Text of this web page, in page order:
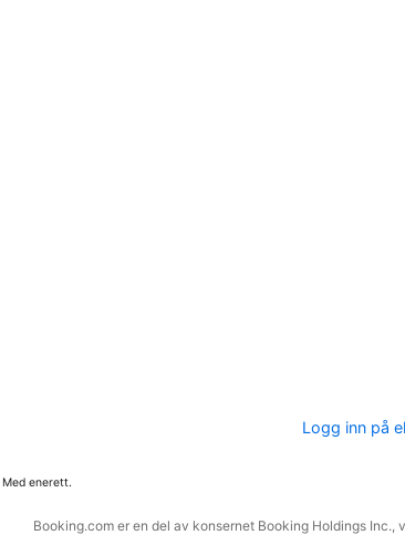
Logg inn på
enerett.
Booking.com er en del av konsernet Booking Holdings